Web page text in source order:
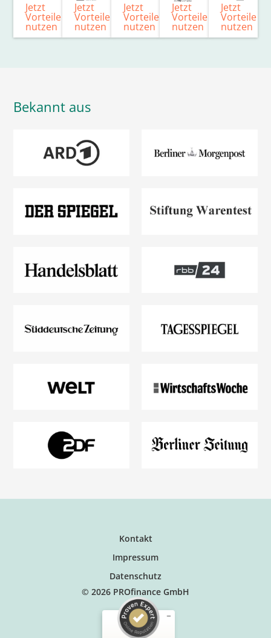
Jetzt
Vorteile
nutzen
Jetzt
Vorteile
nutzen
Jetzt
Vorteile
nutzen
Jetzt
Vorteile
nutzen
Jetzt
Vorteile
nutzen
Bekannt aus
Kontakt
Impressum
Datenschutz
© 2026 PROfinance GmbH